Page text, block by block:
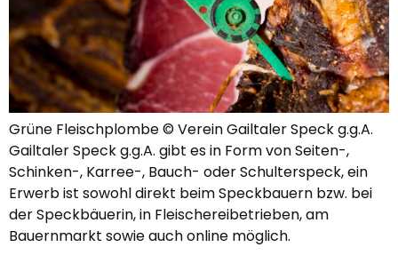
Grüne Fleischplombe © Verein Gailtaler Speck g.g.A.
Gailtaler Speck g.g.A. gibt es in Form von Seiten-,
Schinken-, Karree-, Bauch- oder Schulterspeck, ein
Erwerb ist sowohl direkt beim Speckbauern bzw. bei
der Speckbäuerin, in Fleischereibetrieben, am
Bauernmarkt sowie auch online möglich.